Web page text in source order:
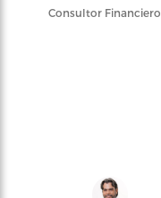
Consultor Financiero